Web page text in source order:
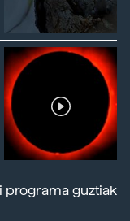
programa guztiak